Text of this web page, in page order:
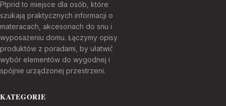
Ptprid to miejsce dla osób, które
szukają praktycznych informacji o
materacach, akcesoriach do snu i
wyposażeniu domu. Łączymy opisy
produktów z poradami, by ułatwić
wybór elementów do wygodnej i
spójnie urządzonej przestrzeni.
KATEGORIE